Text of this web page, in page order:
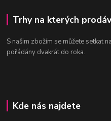
Trhy na kterých
S našim zbožím se můžete setkat
pořádány dvakrát do roka.
Kde nás najdete